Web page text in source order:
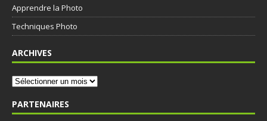
Apprendre la Photo
Techniques Photo
ARCHIVES
PARTENAIRES